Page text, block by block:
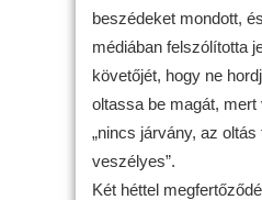
beszédeket mondott,
médiában felszólította
követőjét, hogy ne
oltassa be magát,
„nincs járvány, az
veszélyes”.
Két héttel